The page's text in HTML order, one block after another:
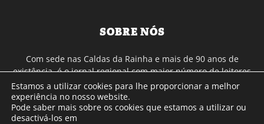
SOBRE NÓS
Com sede nas Caldas da Rainha e mais de 90 anos de
existência, é o jornal regional com maior número de leitores
a sul de distrito de Leiria, com mais de 40.000 leitores por
toda a região Oeste. Jornal com distribuição em Portugal
Continental e assinatura online.
Estamos a utilizar cookies para lhe proporcionar a melhor
experiência no nosso website.
Pode saber mais sobre os cookies que estamos a utilizar ou
desactivá-los em